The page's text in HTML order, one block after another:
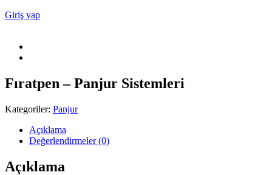
Giriş yap
Fıratpen – Panjur Sistemleri
Kategoriler: Panjur
Açıklama
Değerlendirmeler (0)
Açıklama